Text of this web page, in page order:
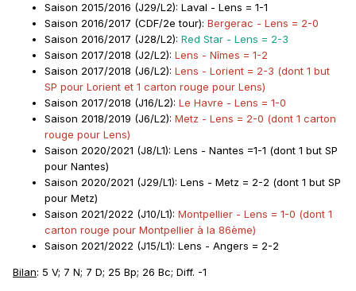
Saison 2015/2016 (J29/L2): Laval - Lens = 1-1
Saison 2016/2017 (CDF/2e tour): Bergerac - Lens = 2-0
Saison 2016/2017 (J28/L2): Red Star - Lens = 2-3
Saison 2017/2018 (J2/L2): Lens - Nîmes = 1-2
Saison 2017/2018 (J6/L2): Lens - Lorient = 2-3 (dont 1 but
SP pour Lorient et 1 carton rouge pour Lens)
Saison 2017/2018 (J16/L2): Le Havre - Lens = 1-0
Saison 2018/2019 (J6/L2): Metz - Lens = 2-0 (dont 1 carton
rouge pour Lens)
Saison 2020/2021 (J8/L1): Lens - Nantes =1-1 (dont 1 but SP
pour Nantes)
Saison 2020/2021 (J29/L1): Lens - Metz = 2-2 (dont 1 but SP
pour Metz)
Saison 2021/2022 (J10/L1): Montpellier - Lens = 1-0 (dont 1
carton rouge pour Montpellier à la 86ème)
Saison 2021/2022 (J15/L1): Lens - Angers = 2-2
Bilan: 5 V; 7 N; 7 D; 25 Bp; 26 Bc; Diff. -1